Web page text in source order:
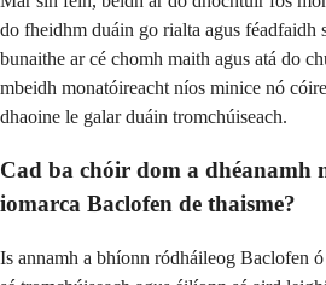
do fheidhm duáin go rialta agus féadfaidh
bunaithe ar cé chomh maith agus atá do
mbeidh monatóireacht níos minice nó
dhaoine le galar duáin tromchúiseach.
Cad ba chóir dom a dhéanamh
iomarca Baclofen de thaisme?
Is annamh a bhíonn ródháileog Baclofen